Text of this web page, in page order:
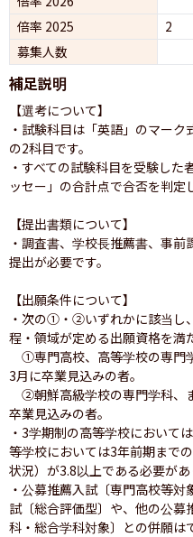
倍率 2025
2
募集人数
補足説明
【選考について】
・試験科目は「英語」のマーク
の2科目です。
・すべての試験科目を受験し
ッセー」の合計点で合否を判定
【提出書類について】
・調査書、学校長推薦書、事
提出が必要です。
【出願条件について】
・次の①・②いずれかに該当し
程・領域が定める出願資格を満
①専門高校、高等学校の専門
3月に卒業見込みの者。
②朝鮮高級学校の専門学科、
卒業見込みの者。
・3学期制の高等学校において
等学校においては3年前期まで
状況）が3.8以上である必要があ
・公募推薦入試〔専門高校等
試〔総合評価型〕や、他の公
科・総合学科対象〕との併願は